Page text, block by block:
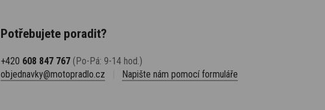
Potřebujete poradit?
+420 608 847 767 (Po-Pá: 9-14 hod.)
objednavky@motopradlo.cz
Napište nám pomocí formuláře